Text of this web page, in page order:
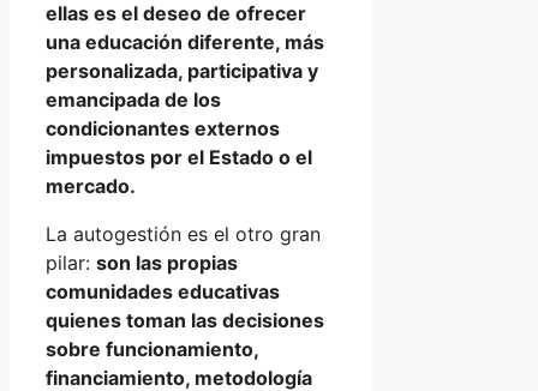
ellas es el deseo de ofrecer
una educación diferente, más
personalizada, participativa y
emancipada de los
condicionantes externos
impuestos por el Estado o el
mercado.
La autogestión es el otro gran
pilar: son las propias
comunidades educativas
quienes toman las decisiones
sobre funcionamiento,
financiamiento, metodología